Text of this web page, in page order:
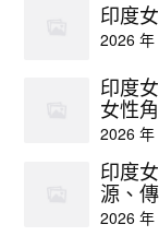
印度
2026 年
印度
女性
2026 年
印度
源、
2026 年